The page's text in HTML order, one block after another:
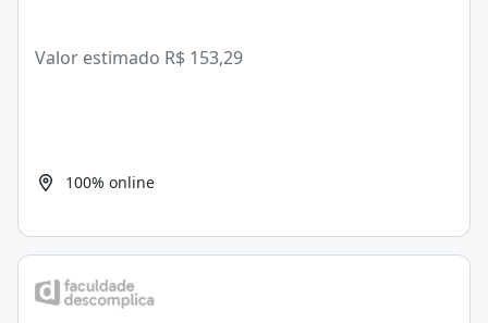
Valor estimado R$ 153,29
100% online